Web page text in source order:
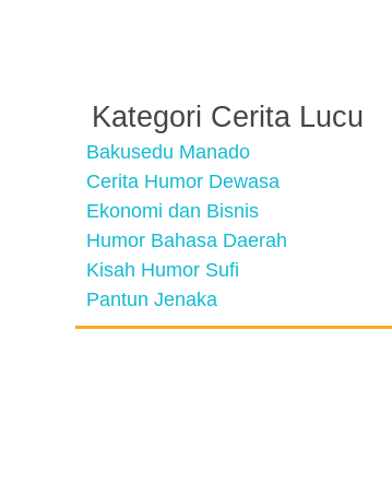
Kategori Cerita Lucu
Bakusedu Manado
Cerita Humor Dewasa
Ekonomi dan Bisnis
Humor Bahasa Daerah
Kisah Humor Sufi
Pantun Jenaka